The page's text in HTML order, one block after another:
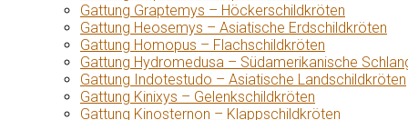
Gattung Graptemys – Höckerschildkröten
Gattung Heosemys – Asiatische Erdschildkröten
Gattung Homopus – Flachschildkröten
Gattung Hydromedusa – Südamerikanische
Gattung Indotestudo – Asiatische Landschildkröten
Gattung Kinixys – Gelenkschildkröten
Gattung Kinosternon – Klappschildkröten